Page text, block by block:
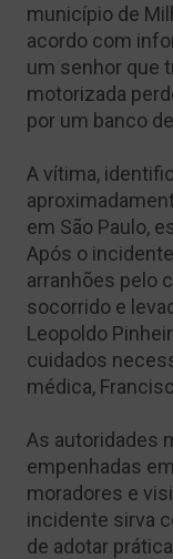
município de
acordo com
um senhor que
motorizada
por um banco
A vítima,
em São Paulo,
Após o
arranhões pelo
socorrido e
Leopoldo
cuidados
médica,
As autoridades
empenhadas
moradores e
incidente sirva
de adotar